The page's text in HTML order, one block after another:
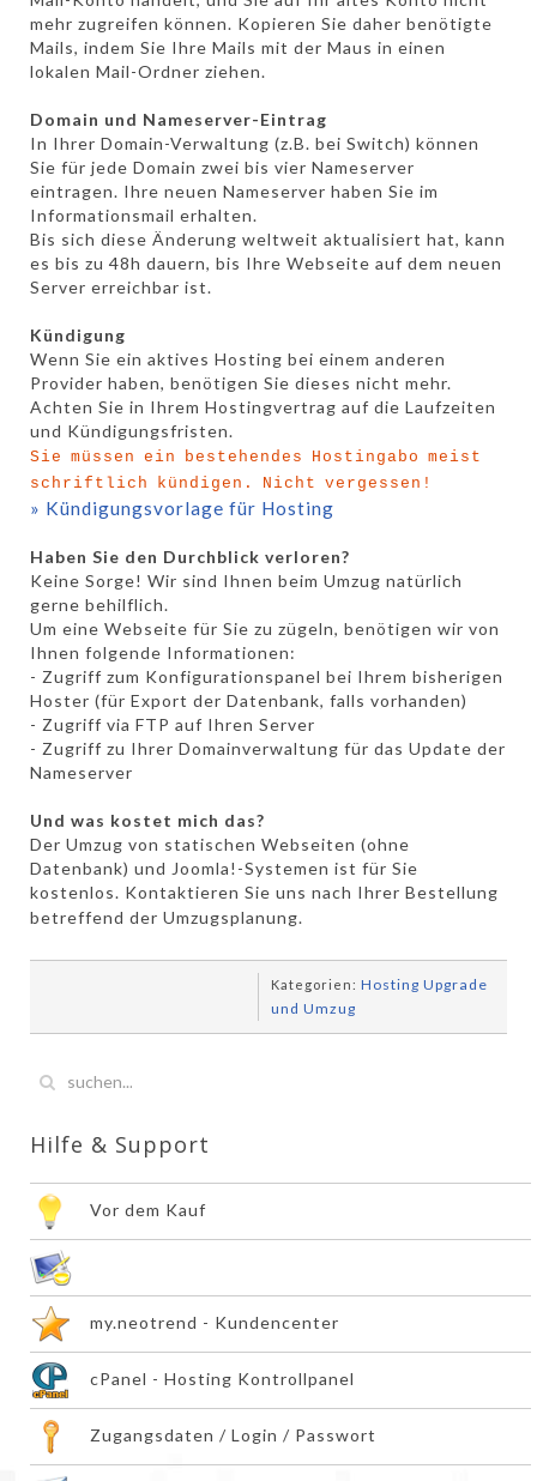
mehr zugreifen können. Kopieren Sie daher benötigte
Mails, indem Sie Ihre Mails mit der Maus in einen
lokalen Mail-Ordner ziehen.
Domain und Nameserver-Eintrag
In Ihrer Domain-Verwaltung (z.B. bei Switch) können
Sie für jede Domain zwei bis vier Nameserver
eintragen. Ihre neuen Nameserver haben Sie im
Informationsmail erhalten.
Bis sich diese Änderung weltweit aktualisiert hat, kann
es bis zu 48h dauern, bis Ihre Webseite auf dem neuen
Server erreichbar ist.
Kündigung
Wenn Sie ein aktives Hosting bei einem anderen
Provider haben, benötigen Sie dieses nicht mehr.
Achten Sie in Ihrem Hostingvertrag auf die Laufzeiten
und Kündigungsfristen.
Sie müssen ein bestehendes Hostingabo meist
schriftlich kündigen. Nicht vergessen!
» Kündigungsvorlage für Hosting
Haben Sie den Durchblick verloren?
Keine Sorge! Wir sind Ihnen beim Umzug natürlich
gerne behilflich.
Um eine Webseite für Sie zu zügeln, benötigen wir von
Ihnen folgende Informationen:
- Zugriff zum Konfigurationspanel bei Ihrem bisherigen
Hoster (für Export der Datenbank, falls vorhanden)
- Zugriff via FTP auf Ihren Server
- Zugriff zu Ihrer Domainverwaltung für das Update der
Nameserver
Und was kostet mich das?
Der Umzug von statischen Webseiten (ohne
Datenbank) und Joomla!-Systemen ist für Sie
kostenlos. Kontaktieren Sie uns nach Ihrer Bestellung
betreffend der Umzugsplanung.
Kategorien: Hosting Upgrade
und Umzug
Hilfe & Support
Vor dem Kauf
my.neotrend - Kundencenter
cPanel - Hosting Kontrollpanel
Zugangsdaten / Login / Passwort